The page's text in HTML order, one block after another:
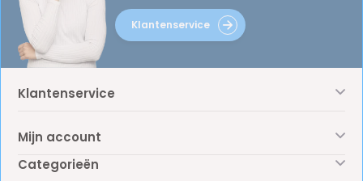
Klantenservice
Klantenservice
Mijn account
Categorieën